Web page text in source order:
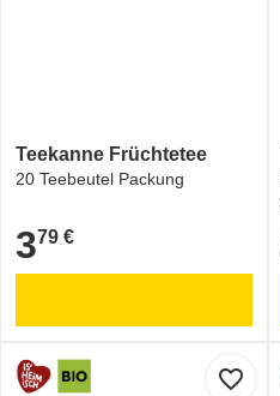
Teekanne Früchtetee
20 Teebeutel Packung
3,79 €
379 €
favorite_border